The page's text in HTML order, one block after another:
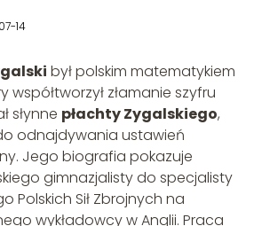
14
był polskim matematykiem
współtworzył złamanie szyfru
słynne płachty Zygalskiego,
odnajdywania ustawień
Jego biografia pokazuje
gimnazjalisty do specjalisty
Polskich Sił Zbrojnych na
wykładowcy w Anglii. Praca